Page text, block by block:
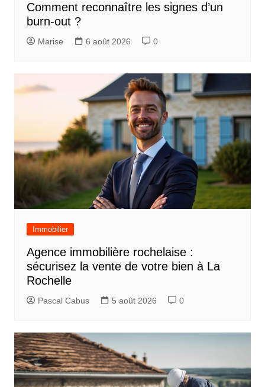
Comment reconnaître les signes d’un
burn-out ?
Marise 6 août 2026 0
Immobilier
Agence immobilière rochelaise :
sécurisez la vente de votre bien à La
Rochelle
Pascal Cabus 5 août 2026 0